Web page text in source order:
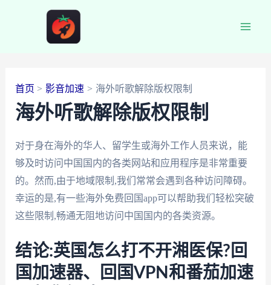
首页 影音加速 海外听歌解除版权限制
海外听歌解除版权限制
对于身在海外的华人、留学生或海外工作人员来说，能
够及时访问中国国内的各类网站和应用程序是非常重要
的。然而,由于地域限制,我们常常会遇到各种访问障碍。
幸运的是,有一些海外免费回国app可以帮助我们轻松突破
这些限制,畅通无阻地访问中国国内的各类资源。
结论:英国怎么打不开湘医保?回
国加速器、回国VPN和番茄加速